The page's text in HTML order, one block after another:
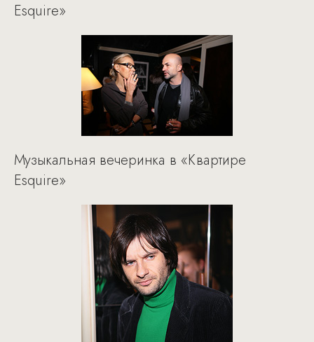
Esquire»
Музыкальная вечеринка в «Квартире
Esquire»